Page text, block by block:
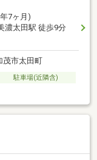
7ヶ月)
濃太田駅 徒歩9分
茂市太田町
駐車場(近隣含)